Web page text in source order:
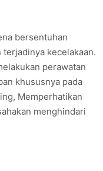
bersentuhan
kecelakaan.
perawatan
khususnya pada
Memperhatikan
menghindari